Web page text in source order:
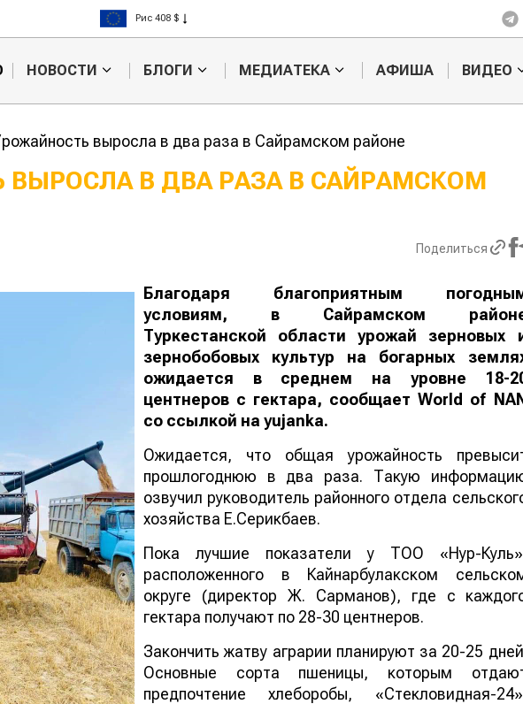
Рис 408 $
Пшеница 423 $
НОВОСТИ БЛОГИ МЕДИАТЕКА АФИША ВИДЕО
выросла в два раза в Сайрамском районе
В ДВА РАЗА В САЙРАМСКОМ
Поделиться
Благодаря благоприятным
условиям, в Сайрамском
Туркестанской области урожай зерновых
зернобобовых культур на богарных
ожидается в среднем на уровне 18-
центнеров с гектара, сообщает World of
со ссылкой на yujanka.
Ожидается, что общая урожайность
прошлогоднюю в два раза. Такую
озвучил руководитель районного отдела
хозяйства Е.Серикбаев.
Пока лучшие показатели у ТОО «Нур-
расположенного в Кайнарбулакском
округе (директор Ж. Сарманов), где с
гектара получают по 28-30 центнеров.
Закончить жатву аграрии планируют за 20-25
Основные сорта пшеницы, которым
предпочтение хлеборобы, «Стекловидная-
мясного